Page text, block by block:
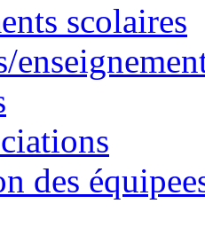
scolaires
des